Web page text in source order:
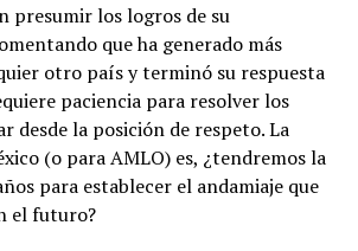
presumir los logros de su
que ha generado más
otro país y terminó su respuesta
paciencia para resolver los
desde la posición de respeto. La
(o para AMLO) es, ¿tendremos la
para establecer el andamiaje que
el futuro?